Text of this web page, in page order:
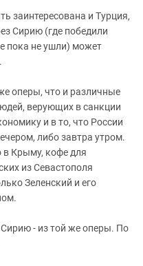
заинтересована и Турция,
Сирию (где победили
пока не ушли) может
оперы, что и различные
верующих в санкции
и в то, что России
либо завтра утром.
в Крыму, кофе для
из Севастополя
Зеленский и его
Сирию - из той же оперы. По